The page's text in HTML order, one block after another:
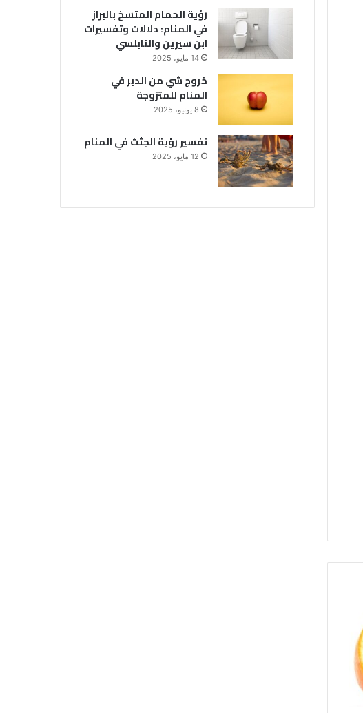
رؤية الحمام المتسخ بالبراز
في المنام: دلالات وتفسيرات
ابن سيرين والنابلسي
14 مايو، 2025
خروج شي من الدبر في
المنام للمتزوجة
8 يونيو، 2025
تفسير رؤية الجثث في المنام
12 مايو، 2025